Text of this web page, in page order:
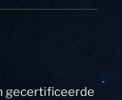
gecertificeerde